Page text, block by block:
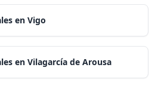
en Vigo
en Vilagarcía de Arousa